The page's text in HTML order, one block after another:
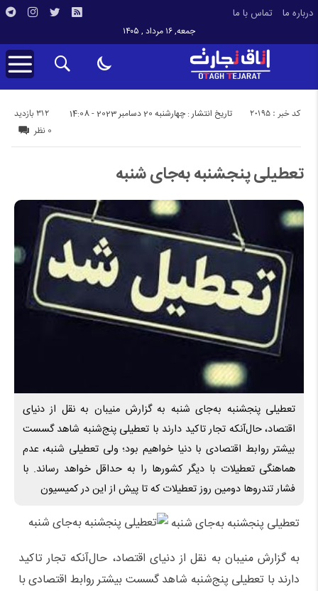
درباره ما تماس با ما
جمعه, ۱۶ مرداد , ۱۴۰۵
تاریخ انتشار : چهارشنبه 20 دسامبر 2023 - 14:08 312 بازدید کد خبر : 20195
0 نظر
تعطیلی پنجشنبه به‌جای شنبه
تعطیلی پنجشنبه به‌جای شنبه به گزارش منیبان به نقل از دنیای
اقتصاد، حال‌آنکه تجار تاکید دارند با تعطیلی پنج‌شنبه شاهد گسست
بیشتر روابط اقتصادی با دنیا خواهیم ‌بود؛ ولی تعطیلی شنبه، عدم
هماهنگی تعطیلات با دیگر کشورها را به حداقل خواهد رساند. با
فشار تندروها دومین روز تعطیلات که تا پیش از این در کمیسیون
تعطیلی پنجشنبه به‌جای شنبه
به گزارش منیبان به نقل از دنیای اقتصاد، حال‌آنکه تجار تاکید
دارند با تعطیلی پنج‌شنبه شاهد گسست بیشتر روابط اقتصادی با